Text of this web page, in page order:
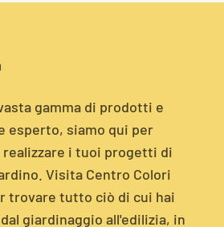
gamma di prodotti e
esperto, siamo qui per
i tuoi progetti di
Visita Centro Colori
trovare tutto ciò di cui hai
giardinaggio all'edilizia, in